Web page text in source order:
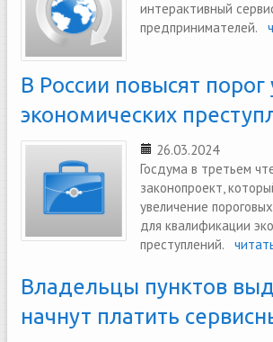
интерактивный
предпринимателей.
В России повысят
экономических
26.03.2024
Госдума в третьем
законопроект,
увеличение
для квалификации
преступлений.
Владельцы пунктов
начнут платить